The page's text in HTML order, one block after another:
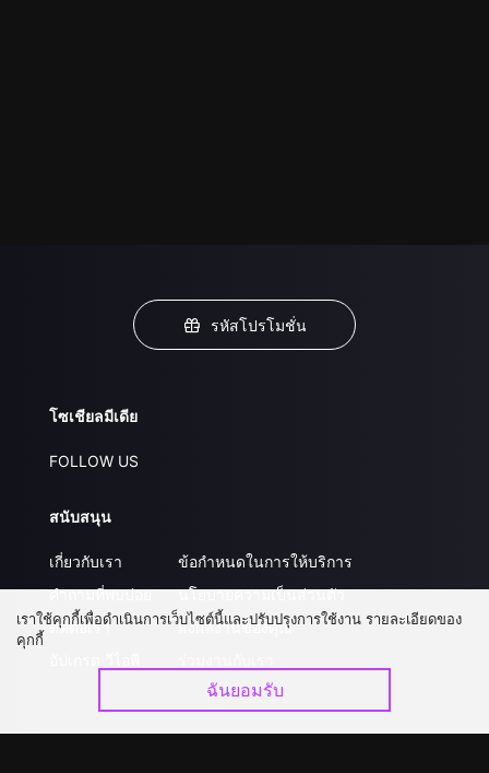
รหัสโปรโมชั่น
โซเชียลมีเดีย
FOLLOW US
สนับสนุน
เกี่ยวกับเรา
คำถามที่พบบ่อย
ติดต่อเรา
ข้อกำหนดในการให้บริการ
นโยบายความเป็นส่วนตัว
ส่งผลงานของคุณ
เราใช้คุกกี้เพื่อดำเนินการเว็บไซต์นี้และปรับปรุงการใช้งาน รายละเอียดของ
คุกกี้
ฉันยอมรับ